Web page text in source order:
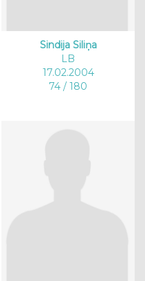
Sindija Siliņa
LB
17.02.2004
74 / 180